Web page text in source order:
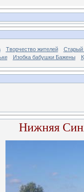
Творчество жителей
Старый
Изобка бабушки Бажены
Нижняя